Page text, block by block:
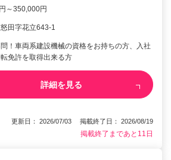
～350,000円
田字花立643-1
！車両系建設機械の資格をお持ちの方、入社
免許を取得出来る方
詳細を見る
更新日： 2026/07/03 掲載終了日： 2026/08/19
掲載終了まであと11日